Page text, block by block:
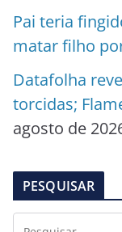
Pai teria
matar filho
Datafolha
torcidas;
agosto de
PESQUISAR